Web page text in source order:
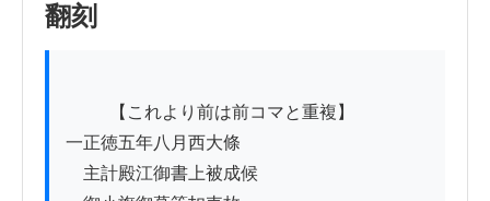
翻刻
一正徳五年八月西大條
主計殿江御書上被成候